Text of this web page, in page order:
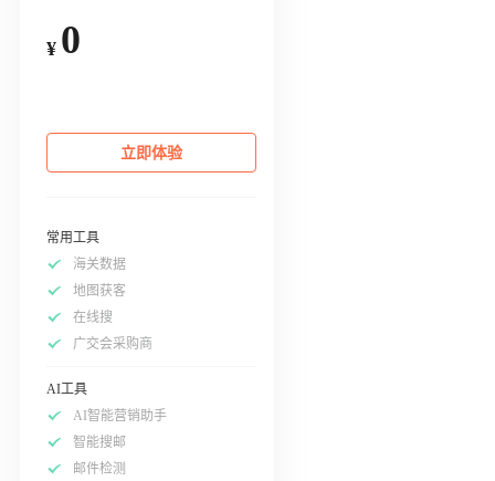
¥ 0
立即体验
常用工具
海关数据
地图获客
在线搜
广交会采购商
AI工具
AI智能营销助手
智能搜邮
邮件检测